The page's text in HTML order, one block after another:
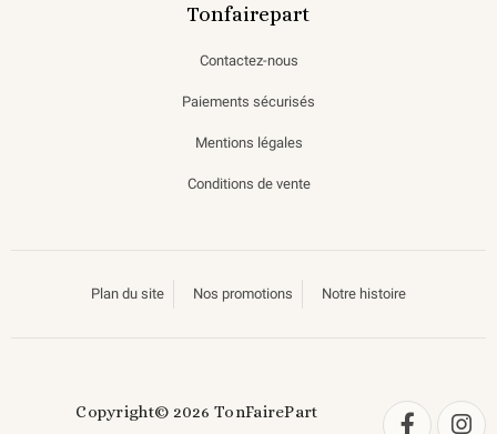
Tonfairepart
Contactez-nous
Paiements sécurisés
Mentions légales
Conditions de vente
Plan du site Nos promotions Notre histoire
Copyright© 2026 TonFairePart